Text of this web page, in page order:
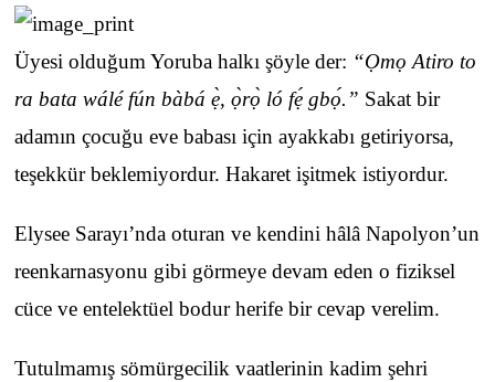
Üyesi olduğum Yoruba halkı şöyle der: “Ọmọ Atiro to
ra bata wálé fún bàbá ẹ̀, ọ̀rọ̀ ló fẹ́ gbọ́.” Sakat bir
adamın çocuğu eve babası için ayakkabı getiriyorsa,
teşekkür beklemiyordur. Hakaret işitmek istiyordur.
Elysee Sarayı’nda oturan ve kendini hâlâ Napolyon’un
reenkarnasyonu gibi görmeye devam eden o fiziksel
cüce ve entelektüel bodur herife bir cevap verelim.
Tutulmamış sömürgecilik vaatlerinin kadim şehri